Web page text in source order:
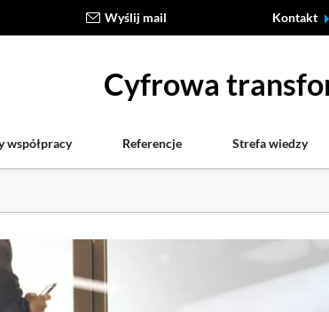
Wyślij mail Kontakt
Cyfrowa
współpracy Referencje Strefa wiedzy